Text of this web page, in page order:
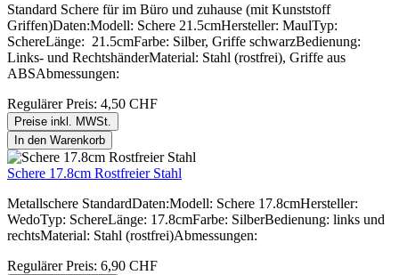
Standard Schere für im Büro und zuhause (mit Kunststoff
Griffen)Daten:Modell: Schere 21.5cmHersteller: MaulTyp:
SchereLänge: 21.5cmFarbe: Silber, Griffe schwarzBedienung:
Links- und RechtshänderMaterial: Stahl (rostfrei), Griffe aus
ABSAbmessungen:
Regulärer Preis: 4,50 CHF
Preise inkl. MWSt.
In den Warenkorb
Schere 17.8cm Rostfreier Stahl
Metallschere StandardDaten:Modell: Schere 17.8cmHersteller:
WedoTyp: SchereLänge: 17.8cmFarbe: SilberBedienung: links und
rechtsMaterial: Stahl (rostfrei)Abmessungen:
Regulärer Preis: 6,90 CHF